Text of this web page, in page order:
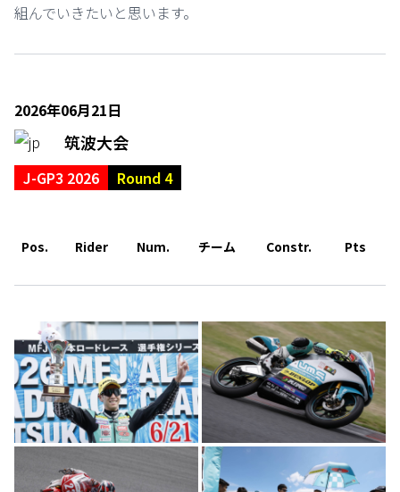
組んでいきたいと思います。
2026年06月21日
筑波大会
J-GP3 2026 Round 4
Pos. Rider Num. チーム Constr. Pts